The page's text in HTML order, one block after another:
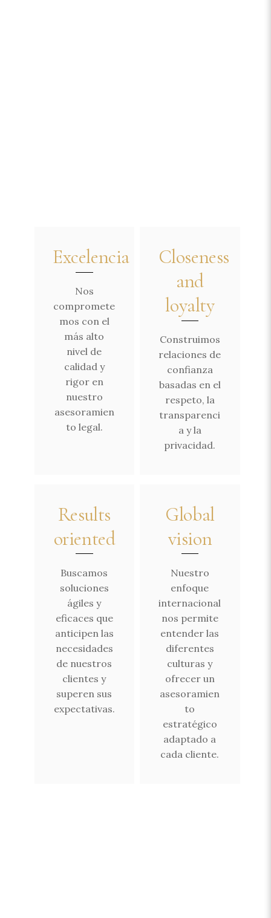
Excelencia
Nos
compromete
mos con el
más alto
nivel de
calidad y
rigor en
nuestro
asesoramien
to legal.
Closeness
and
loyalty
Construimos
relaciones de
confianza
basadas en el
respeto, la
transparenci
a y la
privacidad.
Results
oriented
Buscamos
soluciones
ágiles y
eficaces que
anticipen las
necesidades
de nuestros
clientes y
superen sus
expectativas.
Global
vision
Nuestro
enfoque
internacional
nos permite
entender las
diferentes
culturas y
ofrecer un
asesoramien
to
estratégico
adaptado a
cada cliente.